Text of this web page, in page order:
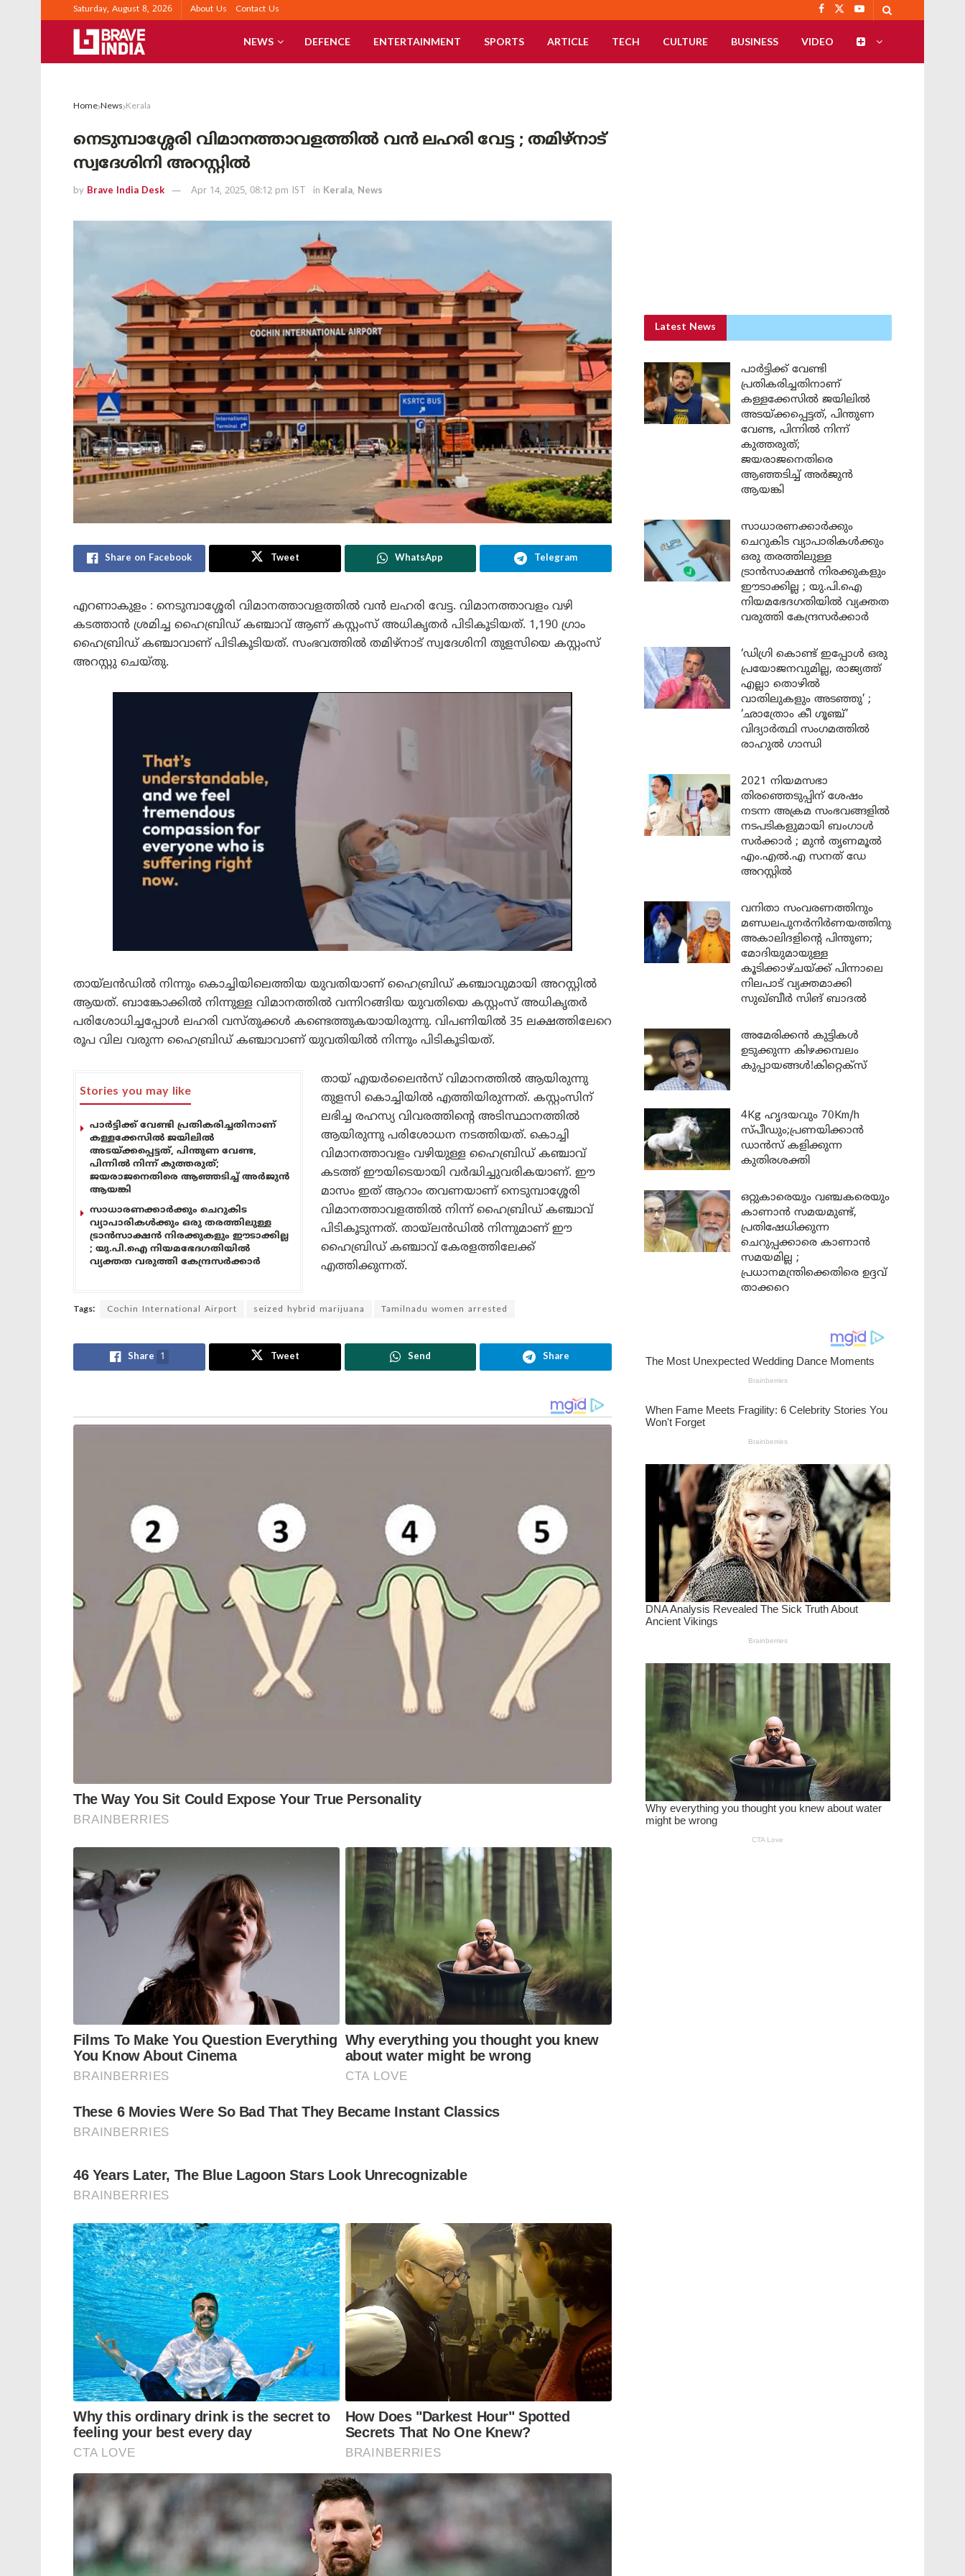
Saturday, August 8, 2026 About Us Contact Us
NEWS DEFENCE ENTERTAINMENT SPORTS ARTICLE TECH CULTURE BUSINESS VIDEO
Home News Kerala
നെടുമ്പാശ്ശേരി വിമാനത്താവളത്തില്‍ വന്‍ ലഹരി വേട്ട ; തമിഴ്‌നാട്
സ്വദേശിനി അറസ്റ്റിൽ
by Brave India Desk Apr 14, 2025, 08:12 pm IST in Kerala, News
Share on Facebook Tweet WhatsApp Telegram
എറണാകുളം : നെടുമ്പാശ്ശേരി വിമാനത്താവളത്തില്‍ വന്‍ ലഹരി വേട്ട. വിമാനത്താവളം വഴി
കടത്താൻ ശ്രമിച്ച ഹൈബ്രിഡ് കഞ്ചാവ് ആണ് കസ്റ്റംസ് അധികൃതർ പിടികൂടിയത്. 1,190 ഗ്രാം
ഹൈബ്രിഡ് കഞ്ചാവാണ് പിടികൂടിയത്. സംഭവത്തിൽ തമിഴ്‌നാട് സ്വദേശിനി തുളസിയെ കസ്റ്റംസ്
അറസ്റ്റു ചെയ്തു.
തായ്‌ലൻഡിൽ നിന്നും കൊച്ചിയിലെത്തിയ യുവതിയാണ് ഹൈബ്രിഡ് കഞ്ചാവുമായി അറസ്റ്റിൽ
ആയത്. ബാങ്കോക്കില്‍ നിന്നുള്ള വിമാനത്തിൽ വന്നിറങ്ങിയ യുവതിയെ കസ്റ്റംസ് അധികൃതർ
പരിശോധിച്ചപ്പോൾ ലഹരി വസ്തുക്കൾ കണ്ടെത്തുകയായിരുന്നു. വിപണിയിൽ 35 ലക്ഷത്തിലേറെ
രൂപ വില വരുന്ന ഹൈബ്രിഡ് കഞ്ചാവാണ് യുവതിയിൽ നിന്നും പിടികൂടിയത്.
Stories you may like
പാർട്ടിക്ക് വേണ്ടി പ്രതികരിച്ചതിനാണ്
കള്ളക്കേസിൽ ജയിലിൽ
അടയ്ക്കപ്പെട്ടത്, പിന്തുണ വേണ്ട,
പിന്നിൽ നിന്ന് കുത്തരുത്;
ജയരാജനെതിരെ ആഞ്ഞടിച്ച് അർജുൻ
ആയങ്കി
സാധാരണക്കാർക്കും ചെറുകിട
വ്യാപാരികൾക്കും ഒരു തരത്തിലുള്ള
ട്രാൻസാക്ഷൻ നിരക്കുകളും ഈടാക്കില്ല
; യു.പി.ഐ നിയമഭേദഗതിയിൽ
വ്യക്തത വരുത്തി കേന്ദ്രസർക്കാർ
തായ് എയർലൈൻസ് വിമാനത്തിൽ ആയിരുന്നു
തുളസി കൊച്ചിയിൽ എത്തിയിരുന്നത്. കസ്റ്റംസിന്
ലഭിച്ച രഹസ്യ വിവരത്തിന്റെ അടിസ്ഥാനത്തിൽ
ആയിരുന്നു പരിശോധന നടത്തിയത്. കൊച്ചി
വിമാനത്താവളം വഴിയുള്ള ഹൈബ്രിഡ് കഞ്ചാവ്
കടത്ത് ഈയിടെയായി വർദ്ധിച്ചുവരികയാണ്. ഈ
മാസം ഇത് ആറാം തവണയാണ് നെടുമ്പാശ്ശേരി
വിമാനത്താവളത്തിൽ നിന്ന് ഹൈബ്രിഡ് കഞ്ചാവ്
പിടികൂടുന്നത്. തായ്‌ലൻഡിൽ നിന്നുമാണ് ഈ
ഹൈബ്രിഡ് കഞ്ചാവ് കേരളത്തിലേക്ക്
എത്തിക്കുന്നത്.
Tags: Cochin International Airport seized hybrid marijuana Tamilnadu women arrested
Share 1 Tweet Send Share
Latest News
പാർട്ടിക്ക് വേണ്ടി
പ്രതികരിച്ചതിനാണ്
കള്ളക്കേസിൽ ജയിലിൽ
അടയ്ക്കപ്പെട്ടത്, പിന്തുണ
വേണ്ട, പിന്നിൽ നിന്ന്
കുത്തരുത്;
ജയരാജനെതിരെ
ആഞ്ഞടിച്ച് അർജുൻ
ആയങ്കി
സാധാരണക്കാർക്കും
ചെറുകിട വ്യാപാരികൾക്കും
ഒരു തരത്തിലുള്ള
ട്രാൻസാക്ഷൻ നിരക്കുകളും
ഈടാക്കില്ല ; യു.പി.ഐ
നിയമഭേദഗതിയിൽ വ്യക്തത
വരുത്തി കേന്ദ്രസർക്കാർ
‘ഡിഗ്രി കൊണ്ട് ഇപ്പോൾ ഒരു
പ്രയോജനവുമില്ല, രാജ്യത്ത്
എല്ലാ തൊഴിൽ
വാതിലുകളും അടഞ്ഞു’ ;
‘ഛാത്രോം കീ ഗൂഞ്ച്’
വിദ്യാർത്ഥി സംഗമത്തിൽ
രാഹുൽ ഗാന്ധി
2021 നിയമസഭാ
തിരഞ്ഞെടുപ്പിന് ശേഷം
നടന്ന അക്രമ സംഭവങ്ങളിൽ
നടപടികളുമായി ബംഗാൾ
സർക്കാർ ; മുൻ തൃണമൂൽ
എം.എൽ.എ സനത് ഡേ
അറസ്റ്റിൽ
വനിതാ സംവരണത്തിനും
മണ്ഡലപുനർനിർണയത്തിനും
അകാലിദളിന്റെ പിന്തുണ;
മോദിയുമായുള്ള
കൂടിക്കാഴ്ചയ്ക്ക് പിന്നാലെ
നിലപാട് വ്യക്തമാക്കി
സുഖ്ബീർ സിങ് ബാദൽ
അമേരിക്കൻ കുട്ടികൾ
ഉടുക്കുന്ന കിഴക്കമ്പലം
കുപ്പായങ്ങൾ!കിറ്റെക്സ്
4Kg ഹൃദയവും 70Km/h
സ്പീഡും;പ്രണയിക്കാൻ
ഡാൻസ് കളിക്കുന്ന
കുതിരശക്തി
ഒറ്റുകാരെയും വഞ്ചകരെയും
കാണാൻ സമയമുണ്ട്,
പ്രതിഷേധിക്കുന്ന
ചെറുപ്പക്കാരെ കാണാൻ
സമയമില്ല ;
പ്രധാനമന്ത്രിക്കെതിരെ ഉദ്ദവ്
താക്കറെ